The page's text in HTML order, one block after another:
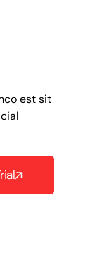
est sit